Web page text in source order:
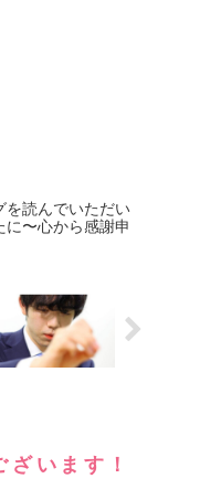
を読んでいただい
に〜心から感謝申
います！